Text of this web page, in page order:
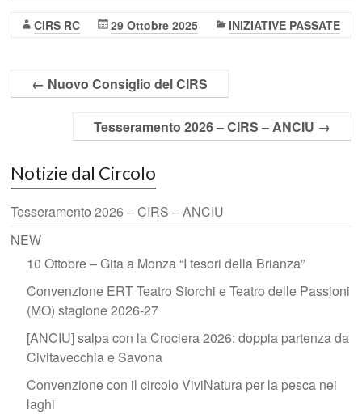
CIRS RC 29 Ottobre 2025 INIZIATIVE PASSATE
← Nuovo Consiglio del CIRS
Tesseramento 2026 – CIRS – ANCIU →
Notizie dal Circolo
Tesseramento 2026 – CIRS – ANCIU
NEW
10 Ottobre – Gita a Monza “I tesori della Brianza”
Convenzione ERT Teatro Storchi e Teatro delle Passioni
(MO) stagione 2026-27
[ANCIU] salpa con la Crociera 2026: doppia partenza da
Civitavecchia e Savona
Convenzione con il circolo ViviNatura per la pesca nei
laghi